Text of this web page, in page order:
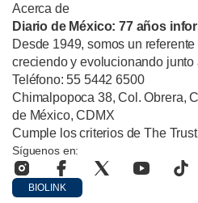
Acerca de
Diario de México: 77 años
Desde 1949, somos un
creciendo y evolucionando junto
Teléfono: 55 5442 6500
Chimalpopoca 38, Col. Obrera,
de México, CDMX
Cumple los criterios de The
Síguenos en:
BIOLINK